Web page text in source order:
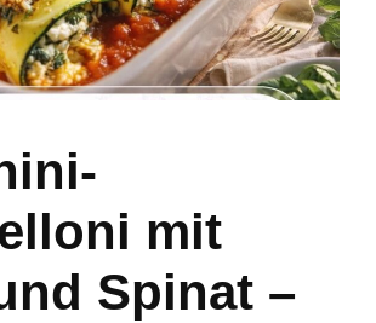
mit
Spinat –